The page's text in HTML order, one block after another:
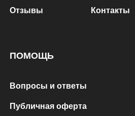
ПОМОЩЬ
Отзывы Контакты
Вопросы и ответы
Публичная оферта